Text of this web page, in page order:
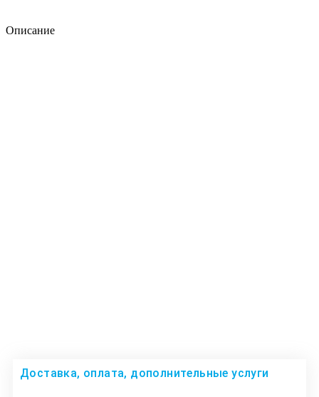
Описание
Доставка, оплата, дополнительные услуги